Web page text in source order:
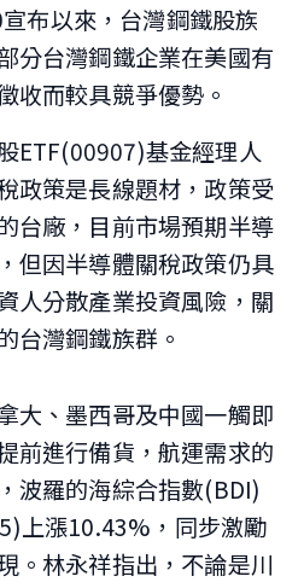
布以來，台灣鋼鐵股族
分台灣鋼鐵企業在美國有
收而較具競爭優勢。
ETF(00907)基金經理人
政策是長線題材，政策受
台廠，目前市場預期半導
但因半導體關稅政策仍具
人分散產業投資風險，關
台灣鋼鐵族群。
大、墨西哥及中國一觸即
前進行備貨，航運需求的
波羅的海綜合指數(BDI)
上漲10.43%，同步激勵
。林永祥指出，不論是川